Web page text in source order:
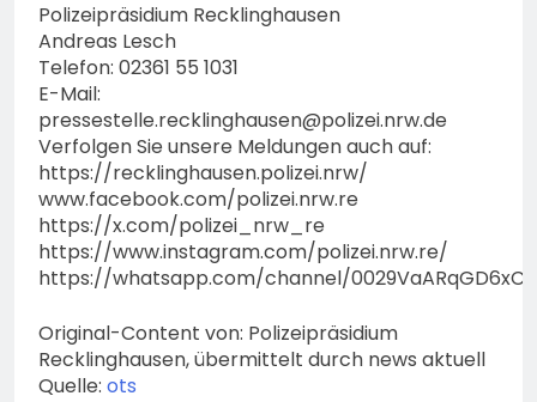
Polizeipräsidium Recklinghausen
Andreas Lesch
Telefon: 02361 55 1031
E-Mail:
pressestelle.recklinghausen@polizei.nrw.de
Verfolgen Sie unsere Meldungen auch auf:
https://recklinghausen.polizei.nrw/
www.facebook.com/polizei.nrw.re
https://x.com/polizei_nrw_re
https://www.instagram.com/polizei.nrw.re/
https://whatsapp.com/channel/
Original-Content von: Polizeipräsidium
Recklinghausen, übermittelt durch news aktuell
Quelle: ots